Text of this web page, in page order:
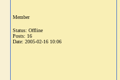
Member
Status: Offline
Posts: 16
Date: 2005-02-16 10:06